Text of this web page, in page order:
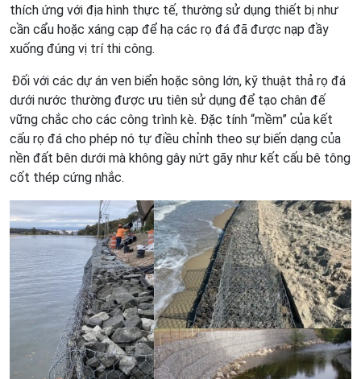
thích ứng với địa hình thực tế, thường sử dụng thiết bị như
cần cẩu hoặc xáng cạp để hạ các rọ đá đã được nạp đầy
xuống đúng vị trí thi công.
Đối với các dự án ven biển hoặc sông lớn, kỹ thuật thả rọ đá
dưới nước thường được ưu tiên sử dụng để tạo chân đế
vững chắc cho các công trình kè. Đặc tính “mềm” của kết
cấu rọ đá cho phép nó tự điều chỉnh theo sự biến dạng của
nền đất bên dưới mà không gây nứt gãy như kết cấu bê tông
cốt thép cứng nhắc.